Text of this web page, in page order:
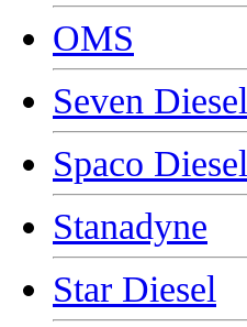
OMS
Seven Diesel
Spaco Diesel
Stanadyne
Star Diesel